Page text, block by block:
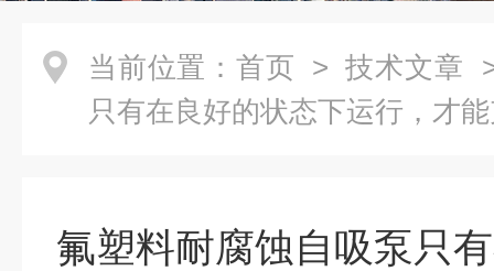
当前位置： 首页 > 技术文章
只有在良好的状态下运行，才
氟塑料耐腐蚀自吸泵只